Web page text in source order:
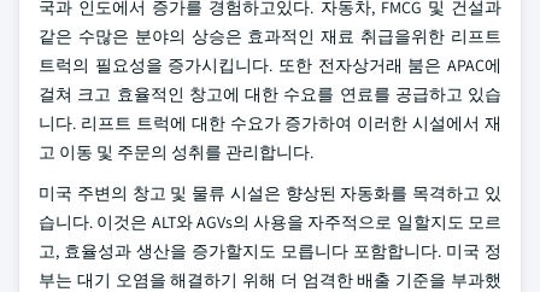
국과 인도에서 증가를 경험하고있다. 자동차, FMCG 및 건설과
같은 수많은 분야의 상승은 효과적인 재료 취급을위한 리프트
트럭의 필요성을 증가시킵니다. 또한 전자상거래 붐은 APAC에
걸쳐 크고 효율적인 창고에 대한 수요를 연료를 공급하고 있습
니다. 리프트 트럭에 대한 수요가 증가하여 이러한 시설에서 재
고 이동 및 주문의 성취를 관리합니다.
미국 주변의 창고 및 물류 시설은 향상된 자동화를 목격하고 있
습니다. 이것은 ALT와 AGVs의 사용을 자주적으로 일할지도 모르
고, 효율성과 생산을 증가할지도 모릅니다 포함합니다. 미국 정
부는 대기 오염을 해결하기 위해 더 엄격한 배출 기준을 부과했